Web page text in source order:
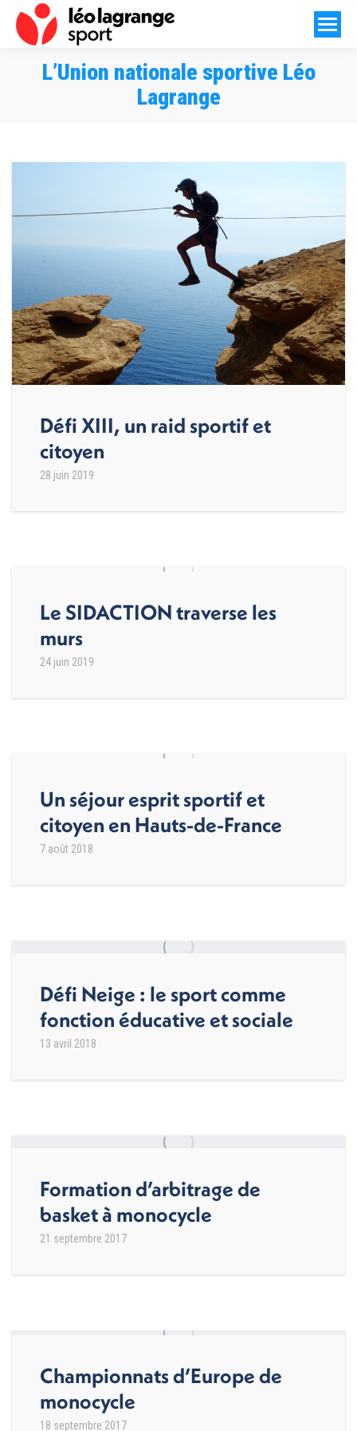
L’Union nationale sportive Léo
Lagrange
Défi XIII, un raid sportif et
citoyen
28 juin 2019
Le SIDACTION traverse les
murs
24 juin 2019
Un séjour esprit sportif et
citoyen en Hauts-de-France
7 août 2018
Défi Neige : le sport comme
fonction éducative et sociale
13 avril 2018
Formation d’arbitrage de
basket à monocycle
21 septembre 2017
Championnats d’Europe de
monocycle
18 septembre 2017